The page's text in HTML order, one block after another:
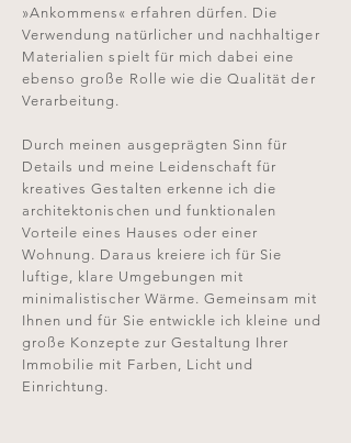
»Ankommens« erfahren dürfen. Die
Verwendung natürlicher und nachhaltiger
Materialien spielt für mich dabei eine
ebenso große Rolle wie die Qualität der
Verarbeitung.
Durch meinen ausgeprägten Sinn für
Details und meine Leidenschaft für
kreatives Gestalten erkenne ich die
architektonischen und funktionalen
Vorteile eines Hauses oder einer
Wohnung. Daraus kreiere ich für Sie
luftige, klare Umgebungen mit
minimalistischer Wärme. Gemeinsam mit
Ihnen und für Sie entwickle ich kleine und
große Konzepte zur Gestaltung Ihrer
Immobilie mit Farben, Licht und
Einrichtung.